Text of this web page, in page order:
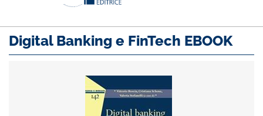
Digital Banking e FinTech EBOOK